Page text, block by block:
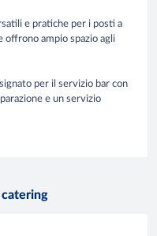
e pratiche per i posti a
offrono ampio spazio agli
per il servizio bar con
e un servizio
catering